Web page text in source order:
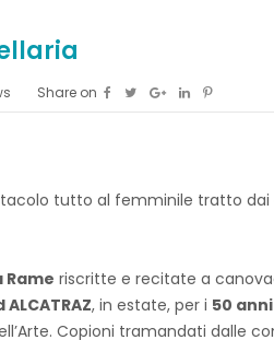
Share on
tutto al femminile tratto
Rame riscritte e recitate a
, in estate, per i 50
Copioni tramandati dalle